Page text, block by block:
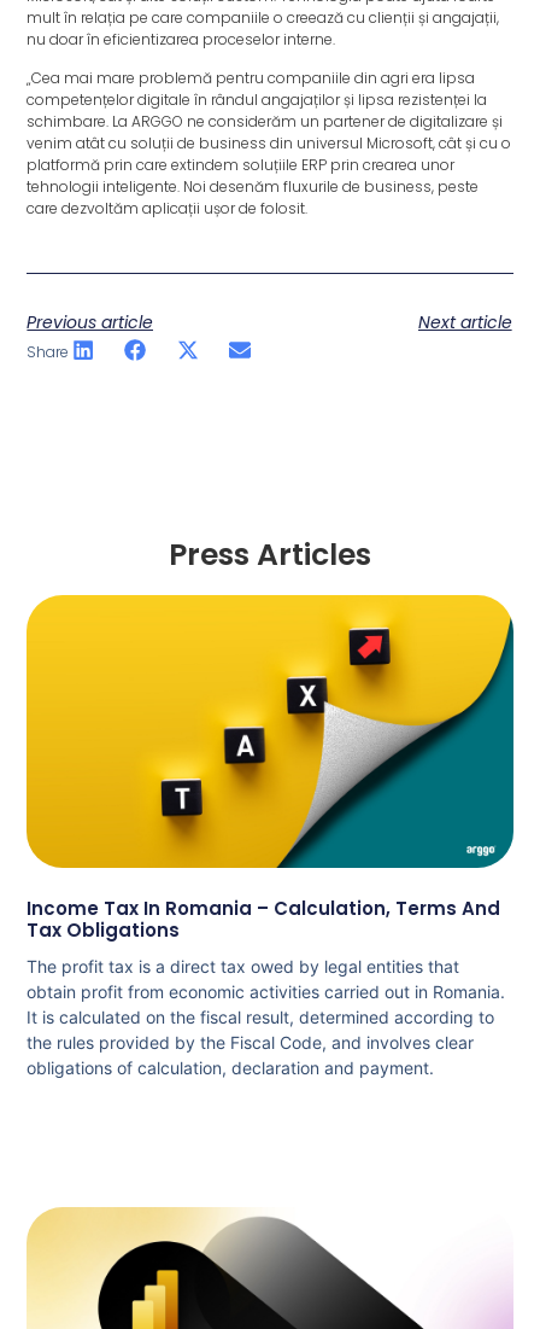
mult în relația pe care companiile o creează cu clienții și angajații,
nu doar în eficientizarea proceselor interne.
„Cea mai mare problemă pentru companiile din agri era lipsa
competențelor digitale în rândul angajaților și lipsa rezistenței la
schimbare. La ARGGO ne considerăm un partener de digitalizare și
venim atât cu soluții de business din universul Microsoft, cât și cu o
platformă prin care extindem soluțiile ERP prin crearea unor
tehnologii inteligente. Noi desenăm fluxurile de business, peste
care dezvoltăm aplicații ușor de folosit.
Previous article Next article
Share
Press Articles
Income Tax In Romania – Calculation, Terms And
Tax Obligations
The profit tax is a direct tax owed by legal entities that
obtain profit from economic activities carried out in Romania.
It is calculated on the fiscal result, determined according to
the rules provided by the Fiscal Code, and involves clear
obligations of calculation, declaration and payment.